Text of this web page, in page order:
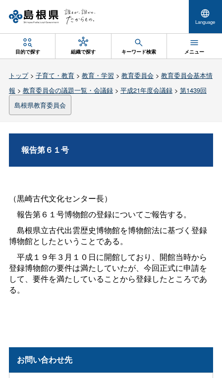
Language
目的で探す 組織で探す キーワード検索 メニュー
トップ> 子育て・教育> 教育・学習 > 教育委員会 > 教育委員会基本情
報 > 教育委員会の議題一覧・会議録> 平成21年度会議録> 第1439回
島根県教育委員会
報告第６１号
（黒崎古代文化センター長）
報告第６１号博物館の登録についてご報告する。
島根県立古代出雲歴史博物館を博物館法に基づく登録
博物館としたということである。
平成１９年３月１０日に開館しており、開館当時から
登録博物館の要件は満たしていたが、今回正式に申請を
して、要件を満たしていることから登録したところであ
る。
お問い合わせ先